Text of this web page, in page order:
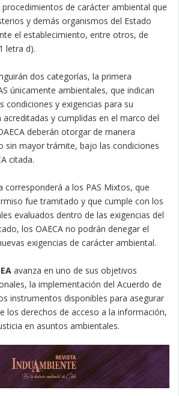
procedimientos de carácter ambiental que
y demás organismos del Estado
el establecimiento, entre otros, de
letra d).
dos categorías, la primera
únicamente ambientales, que indican
condiciones y exigencias para su
y cumplidas en el marco del
deberán otorgar de manera
sin mayor trámite, bajo las condiciones
citada.
corresponderá a los PAS Mixtos, que
fue tramitado y que cumple con los
evaluados dentro de las exigencias del
los OAECA no podrán denegar el
exigencias de carácter ambiental.
avanza en uno de sus objetivos
la implementación del Acuerdo de
instrumentos disponibles para asegurar
los derechos de acceso a la información,
en asuntos ambientales.